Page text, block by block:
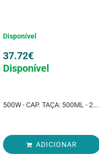
Disponível
37.72€
Disponível
500W - CAP. TAÇA: 500ML - 2...
ADICIONAR